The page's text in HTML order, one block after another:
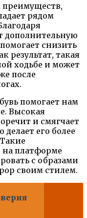
преимуществ,
рядом
дополнительную
снизить
результат, такая
ходьбе и может
после
помогает нам
Высокая
и смягчает
его более
платформе
с образами
своим стилем.